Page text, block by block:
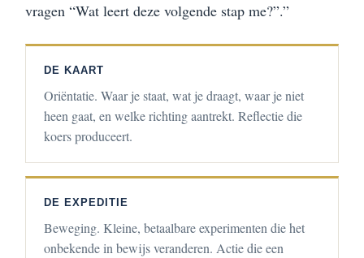
vragen “Wat leert deze volgende stap me?”.”
DE KAART
Oriëntatie. Waar je staat, wat je draagt, waar je niet
heen gaat, en welke richting aantrekt. Reflectie die
koers produceert.
DE EXPEDITIE
Beweging. Kleine, betaalbare experimenten die het
onbekende in bewijs veranderen. Actie die een